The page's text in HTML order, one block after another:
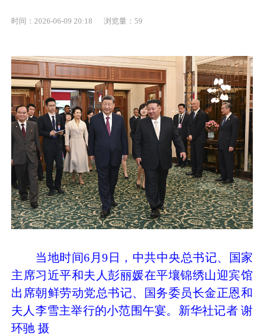
时间：2026-06-09 20:18 浏览量：59
当地时间6月9日，中共中央总书记、国家
主席习近平和夫人彭丽媛在平壤锦绣山迎宾馆
出席朝鲜劳动党总书记、国务委员长金正恩和
夫人李雪主举行的小范围午宴。新华社记者 谢
环驰 摄